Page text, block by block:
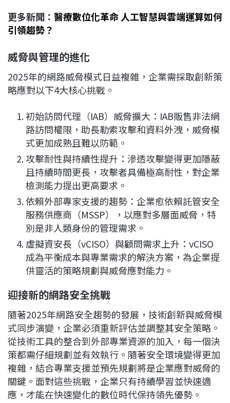
更多新聞： 醫療數位化革命 人工智慧與雲端運算如何
引領趨勢？
威脅與管理的進化
2025年的網路威脅模式日益複雜，企業需採取創新策
略應對以下4大核心挑戰。
初始訪問代理（IAB）威脅擴大：IAB販售非法網
路訪問權限，助長勒索攻擊和資料外洩，威脅模
式更加成熟且難以防範。
攻擊耐性與持續性提升：滲透攻擊變得更加隱蔽
且持續時間更長，攻擊者具備極高耐性，對企業
檢測能力提出更高要求。
依賴外部專家支援的趨勢：企業愈依賴託管安全
服務供應商（MSSP），以應對多層面威脅，特
別是非人類身份的管理需求。
虛擬資安長（vCISO）與顧問需求上升：vCISO
成為平衡成本與專業需求的解決方案，為企業提
供靈活的策略規劃與威脅應對能力。
迎接新的網路安全挑戰
隨著2025年網路安全趨勢的發展，技術創新與威脅模
式同步演變，企業必須重新評估並調整其安全策略。
從技術工具的整合到外部專業資源的加入，每一個決
策都需仔細規劃並有效執行。隨著安全環境變得更加
複雜，結合專業支援並預先規劃將是企業應對威脅的
關鍵。面對這些挑戰，企業只有持續學習並快速適
應，才能在快速變化的數位時代保持領先優勢。